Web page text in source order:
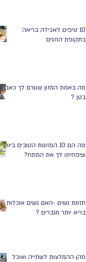
10 טיפים לאכילה בריאה
בתקופת החגים
מה באמת המזון שגורם לך כאבי
בטן ?
מה הם 10 המזונות הטובים ביותר
שיפחיתו לך את המתח?
תזונת נשים -האם נשים אוכלות
בריא יותר מגברים ?
מהן ההמלצות לשתייה ואוכל